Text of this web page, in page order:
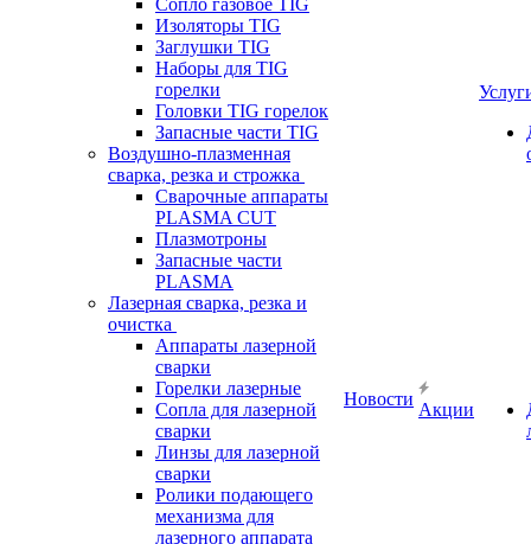
Сопло газовое TIG
Изоляторы TIG
Заглушки TIG
Наборы для TIG
горелки
Головки TIG горелок
Запасные части TIG
Воздушно-плазменная
сварка, резка и строжка
Сварочные аппараты
PLASMA CUT
Плазмотроны
Запасные части
PLASMA
Лазерная сварка, резка и
очистка
Аппараты лазерной
сварки
Горелки лазерные
Сопла для лазерной
сварки
Линзы для лазерной
сварки
Ролики подающего
механизма для
лазерного аппарата
Новости
Акции